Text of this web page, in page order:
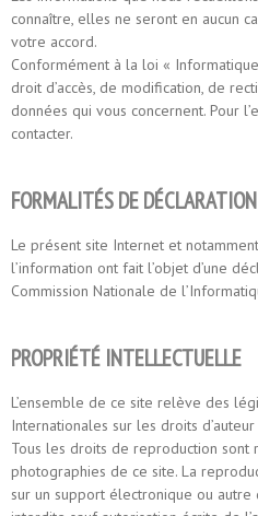
connaître, elles ne seront en aucun
votre accord.
Conformément à la loi «
droit d’accès, de modification, de
données qui vous concernent. Pour
contacter.
FORMALITÉS DE DÉCLARATION
Le présent site Internet et
l’information ont fait l’objet d’une
Commission Nationale de
PROPRIÉTÉ INTELLECTUELLE
L’ensemble de ce site relève des
Internationales sur les droits
Tous les droits de reproduction
photographies de ce site. La
sur un support électronique ou